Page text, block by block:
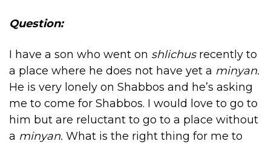
Question:
I have a son who went on shlichusrecently to
a place where he does not have yet a minyan.
He is very lonely on Shabbos and he’s asking
me to come for Shabbos. I would love to go to
him but are reluctant to go to a place without
a minyan. What is the right thing for me to